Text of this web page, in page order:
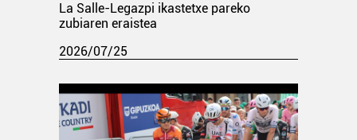
La Salle-Legazpi ikastetxe pareko
zubiaren eraistea
2026/07/25